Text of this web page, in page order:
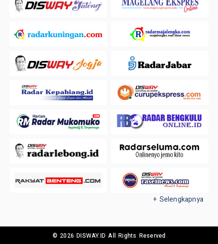
+ Selengkapnya
© 2026 DISWAY.ID All Rights Reserved